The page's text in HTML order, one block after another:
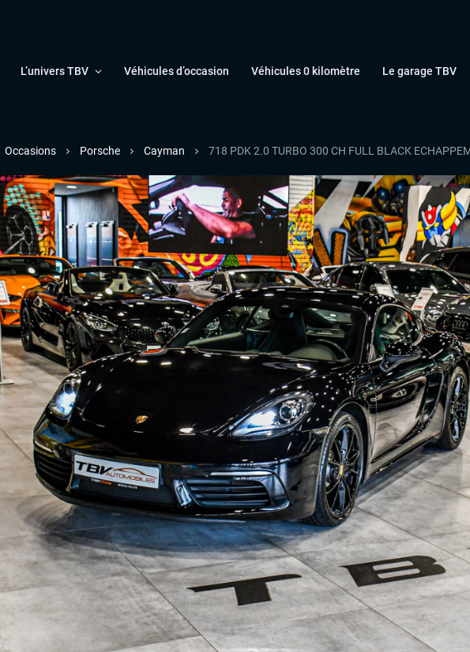
L’univers TBV Véhicules d’occasion Véhicules 0 kilomètre Le garage TBV
Occasions Porsche Cayman 718 PDK 2.0 TURBO 300 CH FULL BLACK